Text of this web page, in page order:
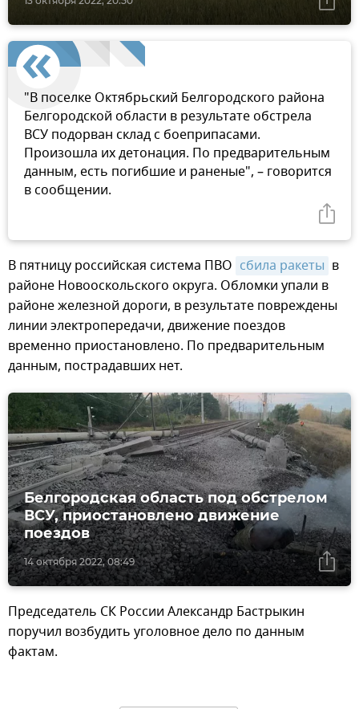
"В поселке Октябрьский Белгородского района
Белгородской области в результате обстрела
ВСУ подорван склад с боеприпасами.
Произошла их детонация. По предварительным
данным, есть погибшие и раненые", – говорится
в сообщении.
В пятницу российская система ПВО сбила ракеты в
районе Новооскольского округа. Обломки упали в
районе железной дороги, в результате повреждены
линии электропередачи, движение поездов
временно приостановлено. По предварительным
данным, пострадавших нет.
14 октября 2022, 08:49
Белгородская область под обстрелом
ВСУ, приостановлено движение
поездов
Председатель СК России Александр Бастрыкин
поручил возбудить уголовное дело по данным
фактам.